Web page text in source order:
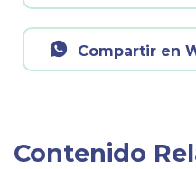
Compartir en
Contenido